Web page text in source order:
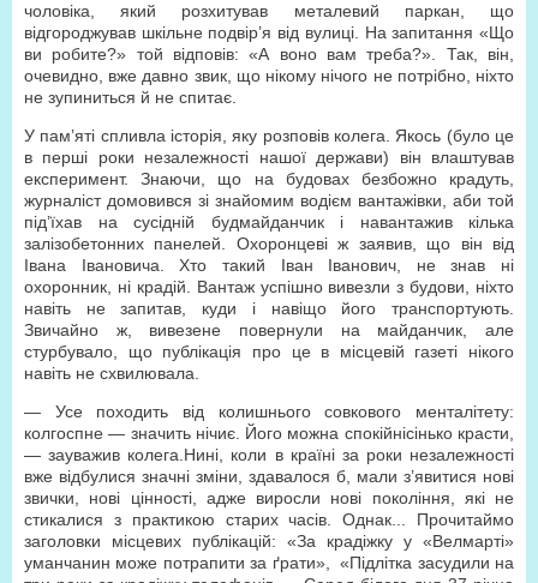
чоловіка, який розхитував металевий паркан, що
відгороджував шкільне подвір’я від вулиці. На запитання «Що
ви робите?» той відповів: «А воно вам треба?». Так, він,
очевидно, вже давно звик, що нікому нічого не потрібно, ніхто
не зупиниться й не спитає.
У пам’яті спливла історія, яку розповів колега. Якось (було це
в перші роки незалежності нашої держави) він влаштував
експеримент. Знаючи, що на будовах безбожно крадуть,
журналіст домовився зі знайомим водієм вантажівки, аби той
під’їхав на сусідній будмайданчик і навантажив кілька
залізобетонних панелей. Охоронцеві ж заявив, що він від
Івана Івановича. Хто такий Іван Іванович, не знав ні
охоронник, ні крадій. Вантаж успішно вивезли з будови, ніхто
навіть не запитав, куди і навіщо його транспортують.
Звичайно ж, вивезене повернули на майданчик, але
стурбувало, що публікація про це в місцевій газеті нікого
навіть не схвилювала.
— Усе походить від колишнього совкового менталітету:
колгоспне — значить нічиє. Його можна спокійнісінько красти,
— зауважив колега.Нині, коли в країні за роки незалежності
вже відбулися значні зміни, здавалося б, мали з’явитися нові
звички, нові цінності, адже виросли нові покоління, які не
стикалися з практикою старих часів. Однак... Прочитаймо
заголовки місцевих публікацій: «За крадіжку у «Велмарті»
уманчанин може потрапити за ґрати», «Підлітка засудили на